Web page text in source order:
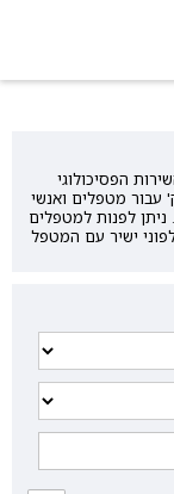
הפסיכולוגי
עבור מטפלים ואנשי
לפנות למטפלים
ישיר עם המטפל